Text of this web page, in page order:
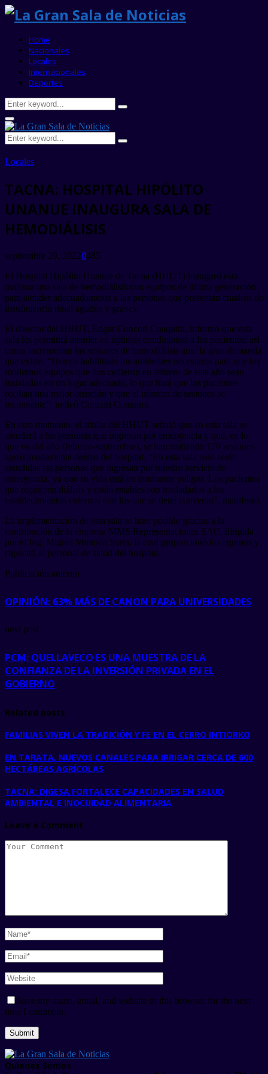
Home
Nacionales
Locales
Internacionales
Deportes
Search
for:
Search
Primary
Menu
Search
for:
Search
Locales
TACNA: HOSPITAL HIPÓLITO
UNANUE INAUGURA SALA DE
HEMODIÁLISIS
septiembre 29, 20220485
El Hospital Hipólito Unanue de Tacna (HHUT) inauguró esta
mañana una sala de hemodiálisis con equipos de última generación
para atender adecuadamente a las personas que presentan cuadros de
insuficiencia renal agudos y graves.
El director del HHUT, Edgar Concori Coaquira, informó que esta
sala les permitirá atender en óptimas condiciones a los pacientes, así
como incrementar las sesiones de hemodiálisis ante la gran demanda
que existe. “Hemos habilitado los ambientes necesarios para que los
modernos equipos que nos cedieron en febrero de este año sean
instalados en un lugar adecuado, lo que hará que los pacientes
reciban una mejor atención y que el número de sesiones se
incremente”, indicó Concori Coaquira.
En otro momento, el titular del HHUT señaló que en esta sala se
atenderá a las personas que ingresan por emergencia y que, en lo
que va del año (febrero-septiembre), se han realizado 170 sesiones
aproximadamente dentro del hospital. “En esta sala solo serán
atendidas las personas que ingresan por nuestro servicio de
emergencia, ya que su vida está en inminente peligro. Los pacientes
que requieren diálisis y están estables son trasladados a los
establecimientos externos con los que se tiene convenio”, manifestó.
La implementación de esta sala se hizo posible gracias a la
contribución de la empresa MMS Representaciones SAC, dirigida
por el Ing. Miguel Miranda Soria, la cual proporcionó los equipos y
capacitó al personal de salud del hospital.
Publicación anterior
OPINIÓN: 63% MÁS DE CANON PARA UNIVERSIDADES
next post
PCM: QUELLAVECO ES UNA MUESTRA DE LA
CONFIANZA DE LA INVERSIÓN PRIVADA EN EL
GOBIERNO
Related posts
FAMILIAS VIVEN LA TRADICIÓN Y FE EN EL CERRO INTIORKO
EN TARATA, NUEVOS CANALES PARA IRRIGAR CERCA DE 600
HECTÁREAS AGRÍCOLAS
TACNA: DIGESA FORTALECE CAPACIDADES EN SALUD
AMBIENTAL E INOCUIDAD ALIMENTARIA
Leave a Comment
Save my name, email, and website in this browser for the next
time I comment.
Quienes Somos